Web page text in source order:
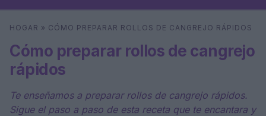
Buscar ⌕ ×
HOGAR » CÓMO PREPARAR ROLLOS DE CANGREJO RÁPIDOS
Cómo preparar rollos de cangrejo
rápidos
Te enseñamos a preparar rollos de cangrejo rápidos.
Sigue el paso a paso de esta receta que te encantara y